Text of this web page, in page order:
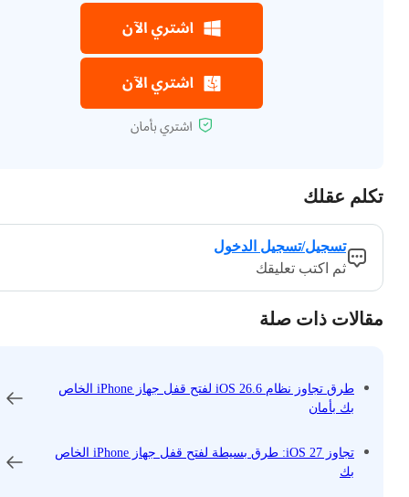
تكلم عقلك
تسجيل/تسجيل الدخول
ثم اكتب تعليقك
مقالات ذات صلة
طرق تجاوز نظام iOS 26.6 لفتح قفل جهاز iPhone الخاص
بك بأمان
تجاوز iOS 27: طرق بسيطة لفتح قفل جهاز iPhone الخاص
بك